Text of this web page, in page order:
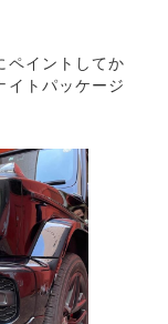
ペイントしてか
イトパッケージ